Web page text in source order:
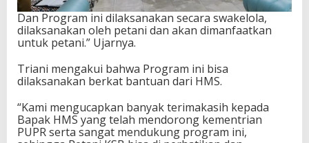
M
a
n
a
a
d
i
P
Dan Program ini dilaksanakan secara swakelola,
dilaksanakan oleh petani dan akan dimanfaatkan
untuk petani.” Ujarnya.
Triani mengakui bahwa Program ini bisa
dilaksanakan berkat bantuan dari HMS.
“Kami mengucapkan banyak terimakasih kepada
Bapak HMS yang telah mendorong kementrian
PUPR serta sangat mendukung program ini,